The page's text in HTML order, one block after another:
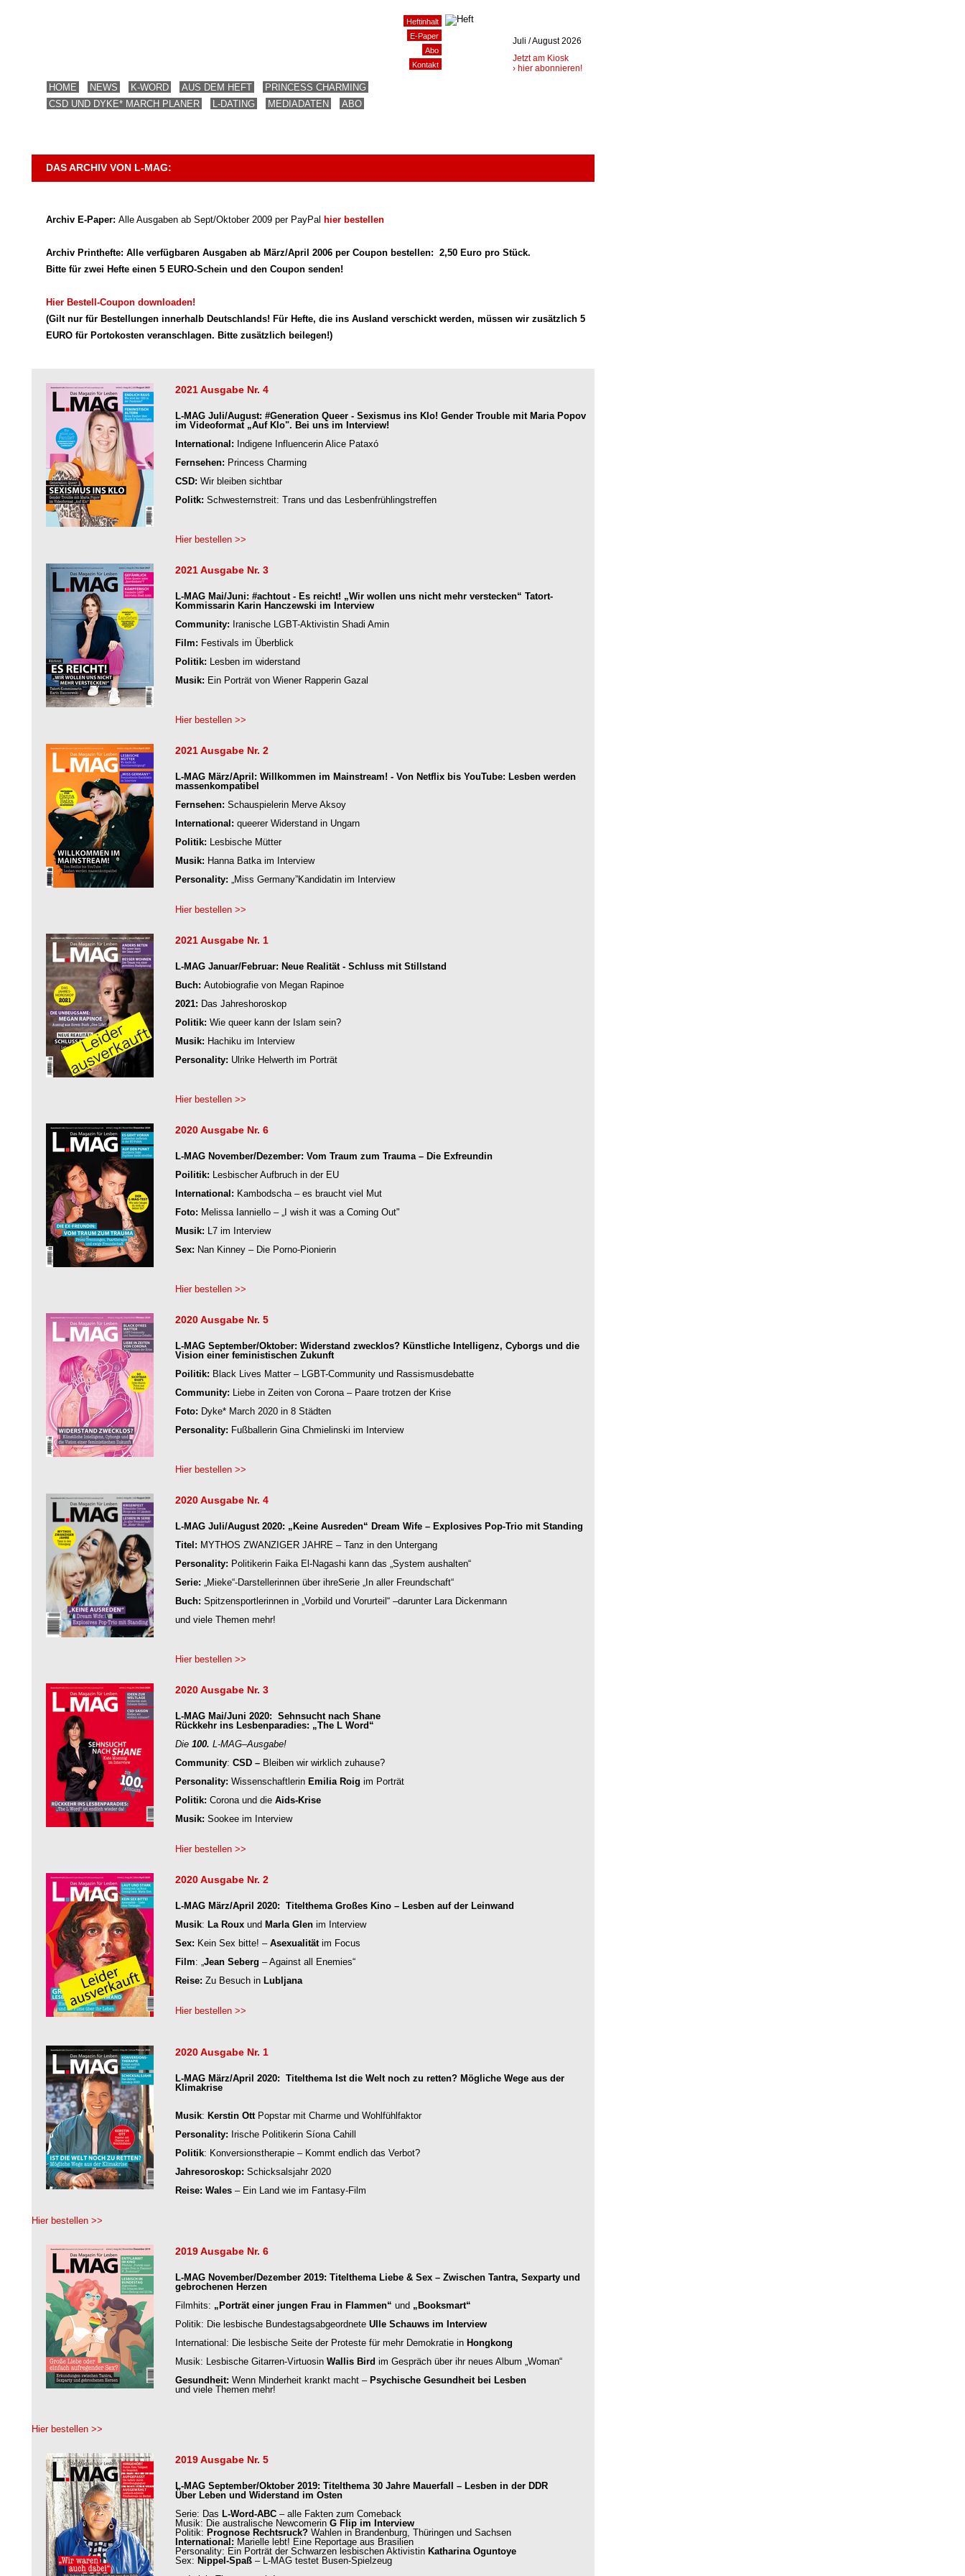
HOME NEWS K-WORD AUS DEM HEFT
PRINCESS CHARMING
CSD UND DYKE* MARCH PLANER
L-DATING MEDIADATEN ABO
DAS ARCHIV VON L-MAG:
Archiv E-Paper: Alle Ausgaben ab Sept/Oktober 2009 per PayPal hier bestellen
Archiv Printhefte: Alle verfügbaren Ausgaben ab März/April 2006 per Coupon bestellen: 2,50 Euro pro Stück.
Bitte für zwei Hefte einen 5 EURO-Schein und den Coupon senden!
Hier Bestell-Coupon downloaden!
(Gilt nur für Bestellungen innerhalb Deutschlands! Für Hefte, die ins Ausland verschickt werden, müssen wir zusätzlich 5
EURO für Portokosten veranschlagen. Bitte zusätzlich beilegen!)
2021 Ausgabe Nr. 4
L-MAG Juli/August: #Generation Queer - Sexismus ins Klo! Gender Trouble mit Maria Popov
im Videoformat „Auf Klo". Bei uns im Interview!
International: Indigene Influencerin Alice Pataxó
Fernsehen: Princess Charming
CSD: Wir bleiben sichtbar
Politk: Schwesternstreit: Trans und das Lesbenfrühlingstreffen
Hier bestellen >>
2021 Ausgabe Nr. 3
L-MAG Mai/Juni: #achtout - Es reicht! „Wir wollen uns nicht mehr verstecken“ Tatort-
Kommissarin Karin Hanczewski im Interview
Community: Iranische LGBT-Aktivistin Shadi Amin
Film: Festivals im Überblick
Politik: Lesben im widerstand
Musik: Ein Porträt von Wiener Rapperin Gazal
Hier bestellen >>
2021 Ausgabe Nr. 2
L-MAG März/April: Willkommen im Mainstream! - Von Netflix bis YouTube: Lesben werden
massenkompatibel
Fernsehen: Schauspielerin Merve Aksoy
International: queerer Widerstand in Ungarn
Politik: Lesbische Mütter
Musik: Hanna Batka im Interview
Personality: „Miss Germany”Kandidatin im Interview
Hier bestellen >>
2021 Ausgabe Nr. 1
L-MAG Januar/Februar: Neue Realität - Schluss mit Stillstand
Buch: Autobiografie von Megan Rapinoe
2021: Das Jahreshoroskop
Politik: Wie queer kann der Islam sein?
Musik: Hachiku im Interview
Personality: Ulrike Helwerth im Porträt
Hier bestellen >>
2020 Ausgabe Nr. 6
L-MAG November/Dezember: Vom Traum zum Trauma – Die Exfreundin
Poilitik: Lesbischer Aufbruch in der EU
International: Kambodscha – es braucht viel Mut
Foto: Melissa Ianniello – „I wish it was a Coming Out"
Musik: L7 im Interview
Sex: Nan Kinney – Die Porno-Pionierin
Hier bestellen >>
2020 Ausgabe Nr. 5
L-MAG September/Oktober: Widerstand zwecklos? Künstliche Intelligenz, Cyborgs und die
Vision einer feministischen Zukunft
Poilitik: Black Lives Matter – LGBT-Community und Rassismusdebatte
Community: Liebe in Zeiten von Corona – Paare trotzen der Krise
Foto: Dyke* March 2020 in 8 Städten
Personality: Fußballerin Gina Chmielinski im Interview
Hier bestellen >>
2020 Ausgabe Nr. 4
L-MAG Juli/August 2020: „Keine Ausreden“ Dream Wife – Explosives Pop-Trio mit Standing
Titel: MYTHOS ZWANZIGER JAHRE – Tanz in den Untergang
Personality: Politikerin Faika El-Nagashi kann das „System aushalten“
Serie: „Mieke“-Darstellerinnen über ihreSerie „In aller Freundschaft“
Buch: Spitzensportlerinnen in „Vorbild und Vorurteil“ –darunter Lara Dickenmann
und viele Themen mehr!
Hier bestellen >>
2020 Ausgabe Nr. 3
L-MAG Mai/Juni 2020: Sehnsucht nach Shane
Rückkehr ins Lesbenparadies: „The L Word“
Die 100. L-MAG–Ausgabe!
Community: CSD – Bleiben wir wirklich zuhause?
Personality: Wissenschaftlerin Emilia Roig im Porträt
Politik: Corona und die Aids-Krise
Musik: Sookee im Interview
Hier bestellen >>
2020 Ausgabe Nr. 2
L-MAG März/April 2020: Titelthema Großes Kino – Lesben auf der Leinwand
Musik: La Roux und Marla Glen im Interview
Sex: Kein Sex bitte! –Asexualitätim Focus
Film: „Jean Seberg – Against all Enemies“
Reise: Zu Besuch in Lubljana
Hier bestellen >>
2020 Ausgabe Nr. 1
L-MAG März/April 2020: Titelthema Ist die Welt noch zu retten? Mögliche Wege aus der
Klimakrise
Musik: Kerstin OttPopstar mit Charme und Wohlfühlfaktor
Personality: Irische Politikerin Síona Cahill
Politik: Konversionstherapie – Kommt endlich das Verbot?
Jahresoroskop: Schicksalsjahr 2020
Reise: Wales – Ein Land wie im Fantasy-Film
Hier bestellen >>
2019 Ausgabe Nr. 6
L-MAG November/Dezember 2019: Titelthema Liebe & Sex – Zwischen Tantra, Sexparty und
gebrochenen Herzen
Filmhits: „Porträt einer jungen Frau in Flammen“ und „Booksmart“
Politik: Die lesbische Bundestagsabgeordnete Ulle Schauws im Interview
International: Die lesbische Seite der Proteste für mehr Demokratie in Hongkong
Musik: Lesbische Gitarren-Virtuosin Wallis Bird im Gespräch über ihr neues Album „Woman“
Gesundheit: Wenn Minderheit krankt macht – Psychische Gesundheit bei Lesben
und viele Themen mehr!
Hier bestellen >>
2019 Ausgabe Nr. 5
L-MAG September/Oktober 2019: Titelthema 30 Jahre Mauerfall – Lesben in der DDR
Über Leben und Widerstand im Osten
Serie: Das L-Word-ABC – alle Fakten zum Comeback
Musik: Die australische Newcomerin G Flip im Interview
Politik: Prognose Rechtsruck? Wahlen in Brandenburg, Thüringen und Sachsen
International: Marielle lebt! Eine Reportage aus Brasilien
Personality: Ein Porträt der Schwarzen lesbischen Aktivistin Katharina Oguntoye
Sex: Nippel-Spaß – L-MAG testet Busen-Spielzeug
Heftinhalt
E-Paper
Abo
Kontakt
Juli / August 2026
Jetzt am Kiosk
› hier abonnieren!